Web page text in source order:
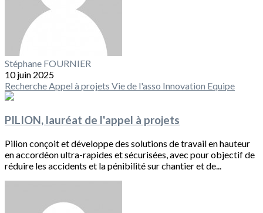
Stéphane FOURNIER
10 juin 2025
RechercheAppel à projets Vie de l'asso Innovation Equipe
PILION, lauréat de l'appel à projets
Pilion conçoit et développe des solutions de travail en hauteur
en accordéon ultra-rapides et sécurisées, avec pour objectif de
réduire les accidents et la pénibilité sur chantier et de...